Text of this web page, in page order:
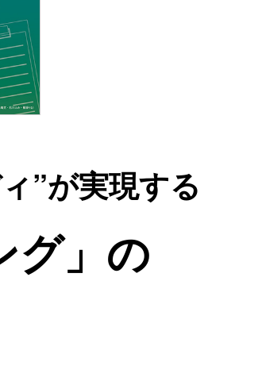
”が実現する
グ」の